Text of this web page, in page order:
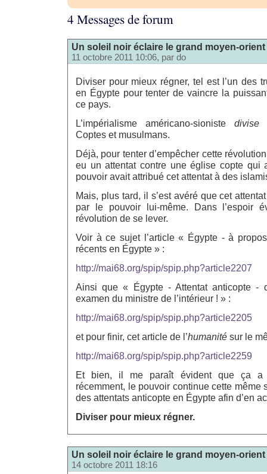
4 Messages de forum
Un soleil noir éclaire le grand moyen-orient
11 octobre 2011 10:06, par do
Diviser pour mieux régner, tel est l’un des
en Égypte pour tenter de vaincre la
ce pays.
L’impérialisme américano-sioniste divise
Coptes et musulmans.
Déjà, pour tenter d’empêcher cette
eu un attentat contre une église copte qui
pouvoir avait attribué cet attentat à des
Mais, plus tard, il s’est avéré que cet
par le pouvoir lui-même. Dans l’espoir
révolution de se lever.
Voir à ce sujet l’article « Égypte - à propos
récents en Égypte » :
http://mai68.org/spip/spip.php?article2207
Ainsi que « Égypte - Attentat anticopte -
examen du ministre de l’intérieur ! » :
http://mai68.org/spip/spip.php?article2205
et pour finir, cet article de l’humanité sur le
http://mai68.org/spip/spip.php?article2259
Et bien, il me paraît évident que ça a
récemment, le pouvoir continue cette même
des attentats anticopte en Égypte afin d’en
Diviser pour mieux régner.
Un soleil noir éclaire le grand moyen-orient
14 octobre 2011 18:16